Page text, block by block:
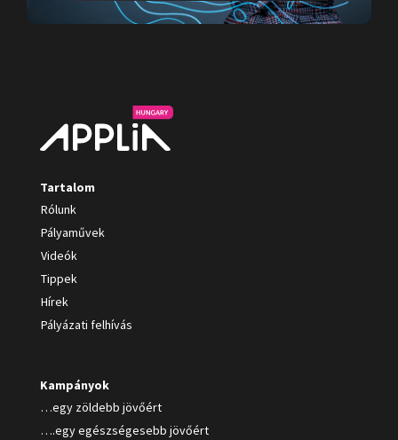
Tartalom
Rólunk
Pályaművek
Videók
Tippek
Hírek
Pályázati felhívás
Kampányok
…egy zöldebb jövőért
….egy egészségesebb jövőért